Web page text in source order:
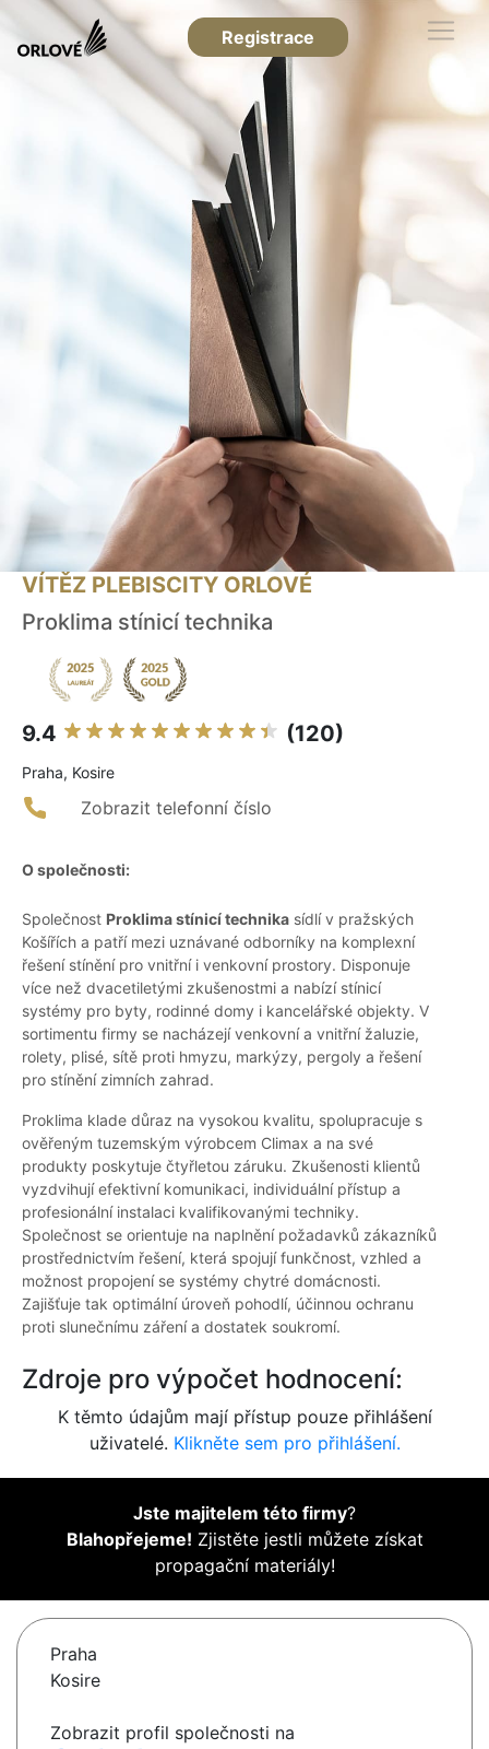
Registrace
VÍTĚZ PLEBISCITY ORLOVÉ
Proklima stínicí technika
9.4 (120)
Praha, Kosire
Zobrazit telefonní číslo
O společnosti:
Společnost Proklima stínicí technika sídlí v pražských
Košířích a patří mezi uznávané odborníky na komplexní
řešení stínění pro vnitřní i venkovní prostory. Disponuje
více než dvacetiletými zkušenostmi a nabízí stínicí
systémy pro byty, rodinné domy i kancelářské objekty. V
sortimentu firmy se nacházejí venkovní a vnitřní žaluzie,
rolety, plisé, sítě proti hmyzu, markýzy, pergoly a řešení
pro stínění zimních zahrad.
Proklima klade důraz na vysokou kvalitu, spolupracuje s
ověřeným tuzemským výrobcem Climax a na své
produkty poskytuje čtyřletou záruku. Zkušenosti klientů
vyzdvihují efektivní komunikaci, individuální přístup a
profesionální instalaci kvalifikovanými techniky.
Společnost se orientuje na naplnění požadavků zákazníků
prostřednictvím řešení, která spojují funkčnost, vzhled a
možnost propojení se systémy chytré domácnosti.
Zajišťuje tak optimální úroveň pohodlí, účinnou ochranu
proti slunečnímu záření a dostatek soukromí.
Zdroje pro výpočet hodnocení:
K těmto údajům mají přístup pouze přihlášení
uživatelé. Klikněte sem pro přihlášení.
Jste majitelem této firmy?
Blahopřejeme! Zjistěte jestli můžete získat
propagační materiály!
Praha
Kosire
Zobrazit profil společnosti na